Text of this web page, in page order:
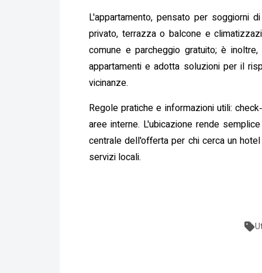
L'appartamento, pensato per soggiorni
privato, terrazza o balcone e
comune e parcheggio gratuito; è
appartamenti e adotta soluzioni per il
vicinanze.
Regole pratiche e informazioni utili:
aree interne. L'ubicazione rende
centrale dell'offerta per chi cerca un
servizi locali.